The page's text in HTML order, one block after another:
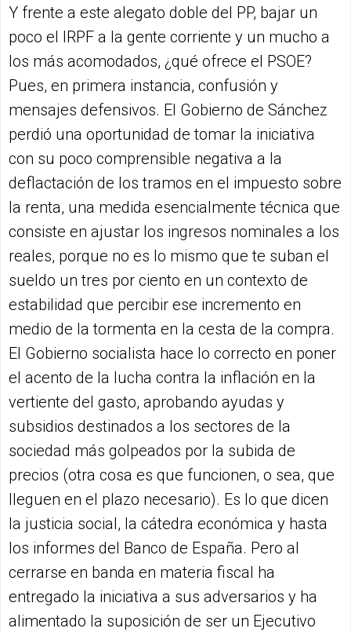
Y frente a este alegato doble del PP, bajar un
poco el IRPF a la gente corriente y un mucho a
los más acomodados, ¿qué ofrece el PSOE?
Pues, en primera instancia, confusión y
mensajes defensivos. El Gobierno de Sánchez
perdió una oportunidad de tomar la iniciativa
con su poco comprensible negativa a la
deflactación de los tramos en el impuesto sobre
la renta, una medida esencialmente técnica que
consiste en ajustar los ingresos nominales a los
reales, porque no es lo mismo que te suban el
sueldo un tres por ciento en un contexto de
estabilidad que percibir ese incremento en
medio de la tormenta en la cesta de la compra.
El Gobierno socialista hace lo correcto en poner
el acento de la lucha contra la inflación en la
vertiente del gasto, aprobando ayudas y
subsidios destinados a los sectores de la
sociedad más golpeados por la subida de
precios (otra cosa es que funcionen, o sea, que
lleguen en el plazo necesario). Es lo que dicen
la justicia social, la cátedra económica y hasta
los informes del Banco de España. Pero al
cerrarse en banda en materia fiscal ha
entregado la iniciativa a sus adversarios y ha
alimentado la suposición de ser un Ejecutivo